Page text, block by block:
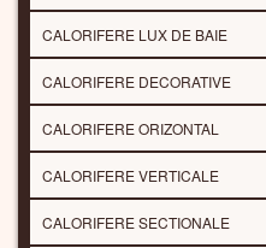
CALORIFERE LUX DE BAIE
CALORIFERE DECORATIVE
CALORIFERE ORIZONTAL
CALORIFERE VERTICALE
CALORIFERE SECTIONALE